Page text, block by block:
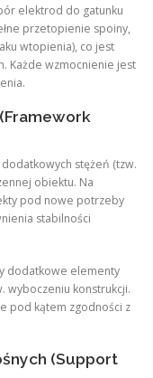
elektrod do gatunku
przetopienie spoiny,
wtopienia), co jest
Każde wzmocnienie jest
stężeń (tzw.
obiektu. Na
pod nowe potrzeby
stabilności
dodatkowe elementy
wyboczeniu konstrukcji.
pod kątem zgodności z
(Support